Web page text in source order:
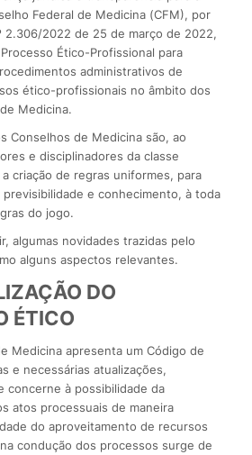
Federal de Medicina (CFM), por
2.306/2022 de 25 de março de 2022,
Ético-Profissional para
administrativos de
ético-profissionais no âmbito dos
Medicina.
Conselhos de Medicina são, ao
e disciplinadores da classe
criação de regras uniformes, para
e conhecimento, à toda
do jogo.
algumas novidades trazidas pelo
alguns aspectos relevantes.
DO
ÉTICO
Medicina apresenta um Código de
e necessárias atualizações,
concerne à possibilidade da
atos processuais de maneira
do aproveitamento de recursos
condução dos processos surge de